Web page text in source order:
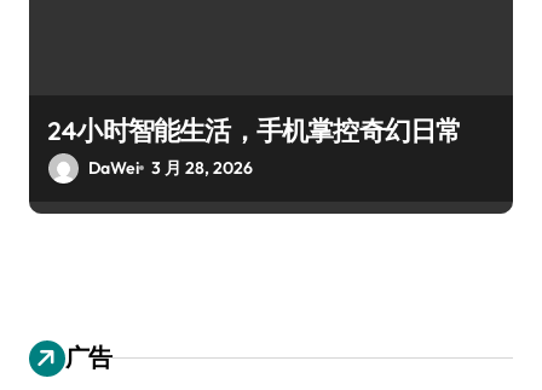
24小时智能生活，手机掌控奇幻日常
DaWei 3 月 28, 2026
广告